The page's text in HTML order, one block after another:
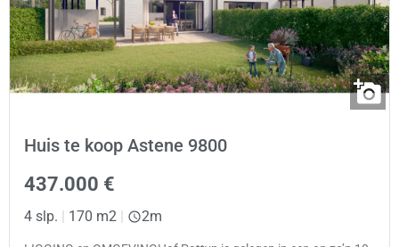
Huis te koop Astene 9800
437.000 €
4 slp. | 170 m2 | 2m